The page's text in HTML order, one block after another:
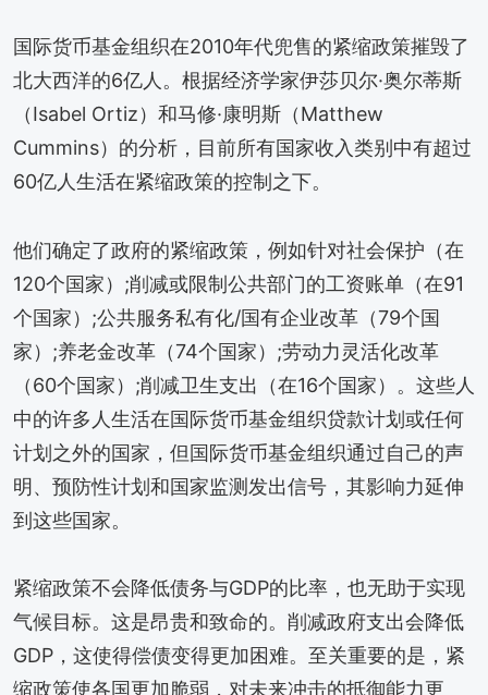
国际货币基金组织在2010年代兜售的紧缩政策摧毁了
北大西洋的6亿人。根据经济学家伊莎贝尔·奥尔蒂斯
（Isabel Ortiz）和马修·康明斯（Matthew
Cummins）的分析，目前所有国家收入类别中有超过
60亿人生活在紧缩政策的控制之下。
他们确定了政府的紧缩政策，例如针对社会保护（在
120个国家）;削减或限制公共部门的工资账单（在91
个国家）;公共服务私有化/国有企业改革（79个国
家）;养老金改革（74个国家）;劳动力灵活化改革
（60个国家）;削减卫生支出（在16个国家）。这些人
中的许多人生活在国际货币基金组织贷款计划或任何
计划之外的国家，但国际货币基金组织通过自己的声
明、预防性计划和国家监测发出信号，其影响力延伸
到这些国家。
紧缩政策不会降低债务与GDP的比率，也无助于实现
气候目标。这是昂贵和致命的。削减政府支出会降低
GDP，这使得偿债变得更加困难。至关重要的是，紧
缩政策使各国更加脆弱，对未来冲击的抵御能力更